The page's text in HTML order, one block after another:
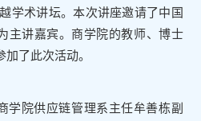
学术讲坛。本次讲座邀请了中国
主讲嘉宾。商学院的教师、博士
了此次活动。
学院供应链管理系主任牟善栋副